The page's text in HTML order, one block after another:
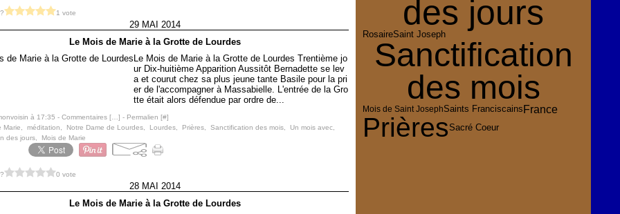
1 vote
29 MAI 2014
Le Mois de Marie à la Grotte de Lourdes
Le Mois de Marie à la Grotte de Lourdes Trentième jo
ur Dix-huitième Apparition Aussitôt Bernadette se lev
a et courut chez sa plus jeune tante Basile pour la pri
er de l'accompagner à Massabielle. L'entrée de la Gro
tte était alors défendue par ordre de...
à 17:35 - Commentaires [ ] - Permalien [#]
Marie méditation Notre Dame de Lourdes Lourdes Prières Sanctification des mois Un mois avec
des jours
Mois de Marie
0 vote
28 MAI 2014
Le Mois de Marie à la Grotte de Lourdes
des jours
RosaireSaint Joseph
Sanctification
des mois
Mois de Saint JosephSaints FranciscainsFrance
PrièresSacré Coeur